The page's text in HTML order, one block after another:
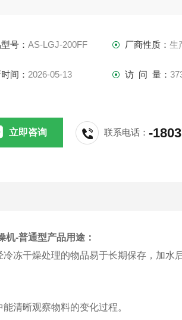
号：AS-LGJ-200FF 厂商性质： 生
间： 2026-05-13 访 问 量：
立即咨询 联系电话：-
机-普通型产品用途：
冻干燥处理的物品易于长期保存，加水
能清晰观察物料的变化过程。